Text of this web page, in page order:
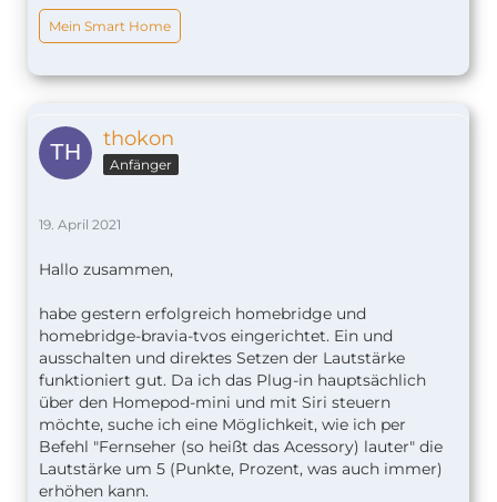
Mein Smart Home
thokon
Anfänger
19. April 2021
Hallo zusammen,
habe gestern erfolgreich homebridge und
homebridge-bravia-tvos eingerichtet. Ein und
ausschalten und direktes Setzen der Lautstärke
funktioniert gut. Da ich das Plug-in hauptsächlich
über den Homepod-mini und mit Siri steuern
möchte, suche ich eine Möglichkeit, wie ich per
Befehl "Fernseher (so heißt das Acessory) lauter" die
Lautstärke um 5 (Punkte, Prozent, was auch immer)
erhöhen kann.